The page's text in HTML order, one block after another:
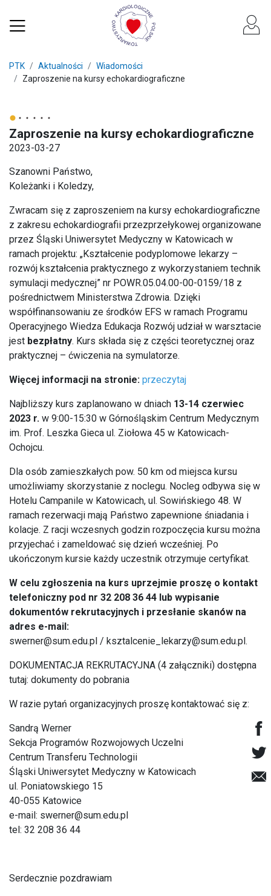
PTK Aktualności
Wiadomości
Zaproszenie na kursy echokardiograficzne
Zaproszenie na kursy echokardiograficzne
2023-03-27
Szanowni Państwo,
Koleżanki i Koledzy,
Zwracam się z zaproszeniem na kursy echokardiograficzne
z zakresu echokardiografii przezprzełykowej organizowane
przez Śląski Uniwersytet Medyczny w Katowicach w
ramach projektu: „Kształcenie podyplomowe lekarzy –
rozwój kształcenia praktycznego z wykorzystaniem technik
symulacji medycznej” nr POWR.05.04.00-00-0159/18 z
pośrednictwem Ministerstwa Zdrowia. Dzięki
współfinansowaniu ze środków EFS w ramach Programu
Operacyjnego Wiedza Edukacja Rozwój udział w warsztacie
jest bezpłatny. Kurs składa się z części teoretycznej oraz
praktycznej – ćwiczenia na symulatorze.
Więcej informacji na stronie: przeczytaj
Najbliższy kurs zaplanowano w dniach 13-14 czerwiec
2023 r. w 9:00-15:30 w Górnośląskim Centrum Medycznym
im. Prof. Leszka Gieca ul. Ziołowa 45 w Katowicach-
Ochojcu.
Dla osób zamieszkałych pow. 50 km od miejsca kursu
umożliwiamy skorzystanie z noclegu. Nocleg odbywa się w
Hotelu Campanile w Katowicach, ul. Sowińskiego 48. W
ramach rezerwacji mają Państwo zapewnione śniadania i
kolacje. Z racji wczesnych godzin rozpoczęcia kursu można
przyjechać i zameldować się dzień wcześniej. Po
ukończonym kursie każdy uczestnik otrzymuje certyfikat.
W celu zgłoszenia na kurs uprzejmie proszę o kontakt
telefoniczny pod nr 32 208 36 44 lub wypisanie
dokumentów rekrutacyjnych i przesłanie skanów na
adres e-mail:
swerner@sum.edu.pl / ksztalcenie_lekarzy@sum.edu.pl.
DOKUMENTACJA REKRUTACYJNA (4 załączniki) dostępna
tutaj: dokumenty do pobrania
W razie pytań organizacyjnych proszę kontaktować się z:
Sandrą Werner
Sekcja Programów Rozwojowych Uczelni
Centrum Transferu Technologii
Śląski Uniwersytet Medyczny w Katowicach
ul. Poniatowskiego 15
40-055 Katowice
e-mail: swerner@sum.edu.pl
tel: 32 208 36 44
Serdecznie pozdrawiam